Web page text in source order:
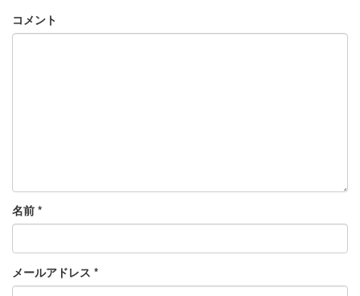
コメント
名前 *
メールアドレス *